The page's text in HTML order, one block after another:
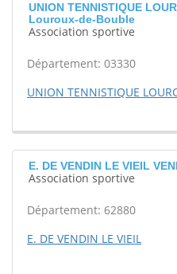
UNION TENNISTIQUE
Louroux-de-Bouble
Association sportive
Département: 03330
UNION TENNISTIQUE
E. DE VENDIN LE VIEIL
Association sportive
Département: 62880
E. DE VENDIN LE VIEIL